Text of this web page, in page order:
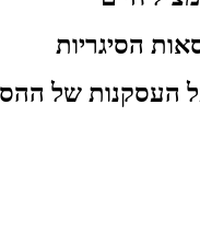
הסיגריות
העסקנות של